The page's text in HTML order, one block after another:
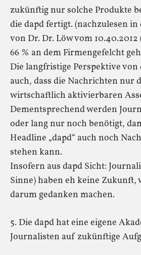
zukünftig nur solche Produkte
die dapd fertigt. (nachzulesen
von Dr. Dr. Löw vom 10.40.2012
66 % an dem Firmengefelcht
Die langfristige Perspektive von
auch, dass die Nachrichten nur
wirtschaftlich aktivierbaren
Dementsprechend werden
oder lang nur noch benötigt,
Headline „dapd“ auch noch
stehen kann.
Insofern aus dapd Sicht:
Sinne) haben eh keine Zukunft,
darum gedanken machen.
5. Die dapd hat eine eigene
Journalisten auf zukünftige